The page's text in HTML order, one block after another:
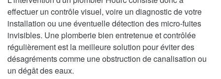
effectuer un contrôle visuel, voire un diagnostic de votre
installation ou une éventuelle détection des micro-fuites
invisibles. Une plomberie bien entretenue et contrôlée
régulièrement est la meilleure solution pour éviter des
désagréments comme une obstruction de canalisation ou
un dégât des eaux.